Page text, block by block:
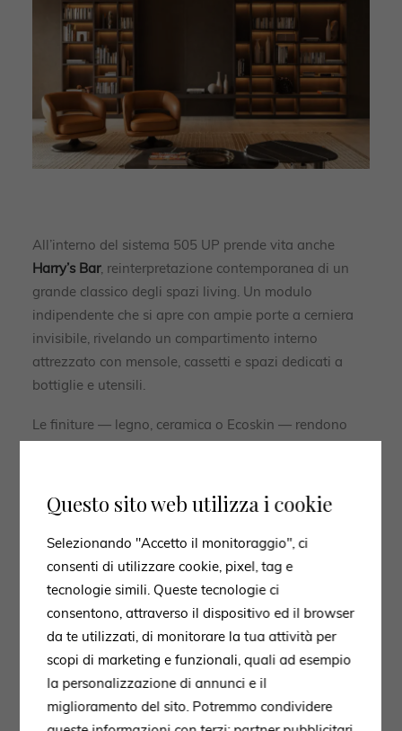
All’interno del sistema 505 UP prende vita anche
Harry’s Bar, reinterpretazione contemporanea di un
grande classico degli spazi living. Un modulo
indipendente che si apre con ampie porte a cerniera
invisibile, rivelando un compartimento interno
attrezzato con mensole, cassetti e spazi dedicati a
bottiglie e utensili.
Le finiture — legno, ceramica o Ecoskin — rendono
Questo sito web utilizza i cookie
Selezionando "Accetto il monitoraggio", ci
consenti di utilizzare cookie, pixel, tag e
tecnologie simili. Queste tecnologie ci
consentono, attraverso il dispositivo ed il browser
da te utilizzati, di monitorare la tua attività per
scopi di marketing e funzionali, quali ad esempio
la personalizzazione di annunci e il
miglioramento del sito. Potremmo condividere